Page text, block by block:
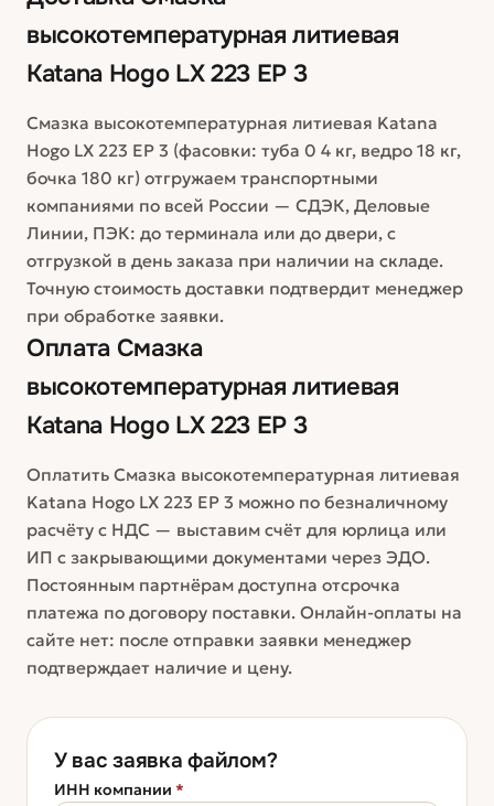
высокотемпературная литиевая
Katana Hogo LX 223 EP 3
Смазка высокотемпературная литиевая Katana
Hogo LX 223 EP 3 (фасовки: туба 0 4 кг, ведро 18 кг,
бочка 180 кг) отгружаем транспортными
компаниями по всей России — СДЭК, Деловые
Линии, ПЭК: до терминала или до двери, с
отгрузкой в день заказа при наличии на складе.
Точную стоимость доставки подтвердит менеджер
при обработке заявки.
Оплата Смазка
высокотемпературная литиевая
Katana Hogo LX 223 EP 3
Оплатить Смазка высокотемпературная литиевая
Katana Hogo LX 223 EP 3 можно по безналичному
расчёту с НДС — выставим счёт для юрлица или
ИП с закрывающими документами через ЭДО.
Постоянным партнёрам доступна отсрочка
платежа по договору поставки. Онлайн-оплаты на
сайте нет: после отправки заявки менеджер
подтверждает наличие и цену.
У вас заявка файлом?
ИНН компании *